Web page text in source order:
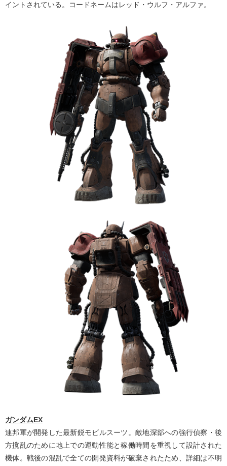
イントされている。コードネームはレッド・ウルフ・アルファ。
ガンダムEX
連邦軍が開発した最新鋭モビルスーツ。敵地深部への強行偵察・後
方撹乱のために地上での運動性能と稼働時間を重視して設計された
機体。戦後の混乱で全ての開発資料が破棄されたため、詳細は不明